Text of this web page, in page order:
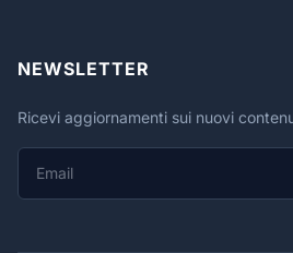
NEWSLETTER
Ricevi aggiornamenti sui nuovi